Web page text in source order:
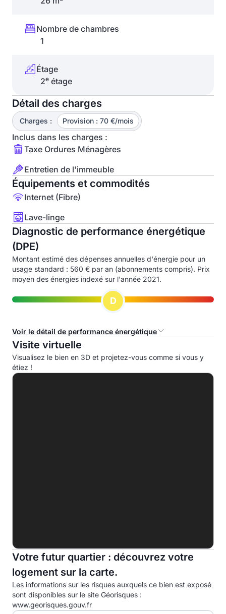
Nombre de chambres
1
Étage
2e étage
Détail des charges
Charges : Provision : 70 €/mois
Inclus dans les charges :
Taxe Ordures Ménagères
Entretien de l'immeuble
Équipements et commodités
Internet (Fibre)
Lave-linge
Diagnostic de performance énergétique
(DPE)
Montant estimé des dépenses annuelles d'énergie pour un
usage standard : 560 € par an (abonnements compris). Prix
moyen des énergies indexé sur l'année 2021.
D
Voir le détail de performance énergétique
Consommation d'énergie primaire (CEP)
A
C
D
E
F
Visite virtuelle
Visualisez le bien en 3D et projetez-vous comme si vous y
étiez !
Votre futur quartier : découvrez votre
logement sur la carte.
Les informations sur les risques auxquels ce bien est exposé
sont disponibles sur le site Géorisques :
www.georisques.gouv.fr